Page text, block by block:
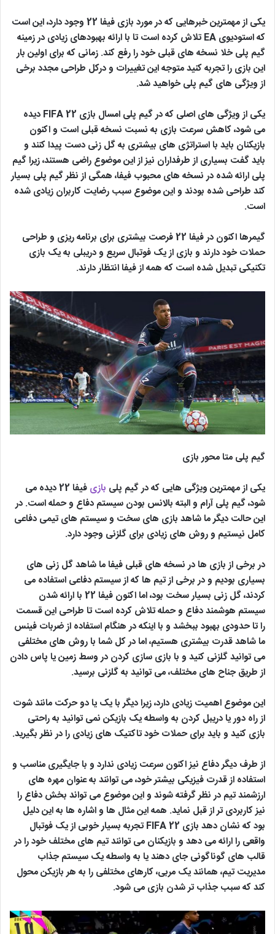
یکی از مهمترین خبرهایی که در مورد بازی فیفا 22 وجود دارد، این است
که استودیوی EA تلاش کرده است تا با ارائه بهبودهای زیادی در زمینه
گیم پلی خلا نسخه های قبلی خود را رفع کند. زمانی که برای اولین بار
این بازی را تجربه کنید متوجه این تغییرات و درکل طراحی مجدد برخی
از ویژگی های گیم پلی خواهید شد.
یکی از ویژگی های اصلی که در گیم پلی امسال بازی FIFA 22 دیده
می شود، کاهش سرعت بازی به نسبت نسخه قبلی است و اکنون
بازیکنان باید با استراتژی های بیشتری به گل زنی دست پیدا کنند و
باید گفت بسیاری از طرفداران نیز از این موضوع راضی هستند، زیرا گیم
پلی ارائه شده در نسخه های محبوب فیفا، همگی از نظر گیم پلی بسیار
کند طراحی شده بودند و این موضوع سبب رضایت کاربران زیادی شده
است.
گیمرها اکنون در فیفا 22 فرصت بیشتری برای برنامه ریزی و طراحی
حملات خود دارند و بازی از یک فوتبال سریع و دریبلی به یک بازی
تکنیکی تبدیل شده است که همه از فیفا انتظار دارند.
گیم پلی متا محور بازی
یکی از مهمترین ویژگی هایی که در گیم پلی بازی
فیفا 22 دیده می
شود، گیم پلی آرام و البته بالانس بودن سیستم دفاع و حمله است. در
این حالت دیگر ما شاهد بازی های سخت و سیستم های تیمی دفاعی
کامل نیستیم و روش های زیادی برای گلزنی وجود دارد.
در برخی از بازی ها در نسخه های قبلی فیفا ما شاهد گل زنی های
بسیاری بودیم و در برخی از تیم ها که از سیستم دفاعی استفاده می
کردند، گل زنی بسیار سخت بود، اما اکنون فیفا 22 با ارائه شدن
سیستم هوشمند دفاع و حمله تلاش کرده است تا طراحی این قسمت
را تا حدودی بهبود ببخشد و با اینکه در هنگام استفاده از ضربات فینس
ما شاهد قدرت بیشتری هستیم، اما در کل شما با روش های مختلفی
می توانید گلزنی کنید و با بازی سازی کردن در وسط زمین یا پاس دادن
از طریق جناح های مختلف، می توانید به گلزنی برسید.
این موضوع اهمیت زیادی دارد، زیرا دیگر با یک یا دو حرکت مانند شوت
از راه دور یا دریبل کردن به واسطه یک بازیکن نمی توانید به راحتی
بازی کنید و باید برای حملات خود تاکتیک های زیادی را در نظر بگیرید.
از طرف دیگر دفاع نیز اکنون سرعت زیادی ندارد و با جایگیری مناسب و
استفاده از قدرت فیزیکی بیشتر خود، می توانند به عنوان مهره های
ارزشمند تیم در نظر گرفته شوند و این موضوع می تواند بخش دفاع را
نیز کاربردی تر از قبل نماید. همه این مثال ها و اشاره ها به این دلیل
بود که نشان دهد بازی FIFA 22 تجربه بسیار خوبی از یک فوتبال
واقعی را ارائه می دهد و بازیکنان می توانند تیم های مختلف خود را در
قالب های گوناگونی جای دهند یا به واسطه یک سیستم جذاب
مدیریت تیم، همانند یک مربی، کارهای مختلفی را به هر بازیکن محول
کند که سبب جذاب تر شدن بازی می شود.